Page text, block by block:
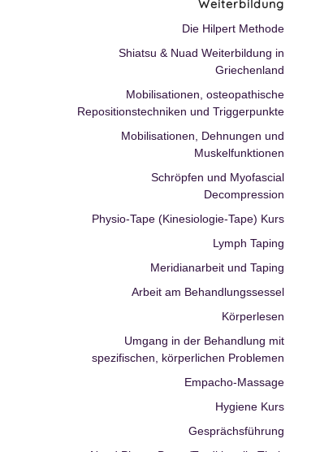
Weiterbildung
Die Hilpert Methode
Shiatsu & Nuad Weiterbildung in
Griechenland
Mobilisationen, osteopathische
Repositionstechniken und Triggerpunkte
Mobilisationen, Dehnungen und
Muskelfunktionen
Schröpfen und Myofascial
Decompression
Physio-Tape (Kinesiologie-Tape) Kurs
Lymph Taping
Meridianarbeit und Taping
Arbeit am Behandlungssessel
Körperlesen
Umgang in der Behandlung mit
spezifischen, körperlichen Problemen
Empacho-Massage
Hygiene Kurs
Gesprächsführung